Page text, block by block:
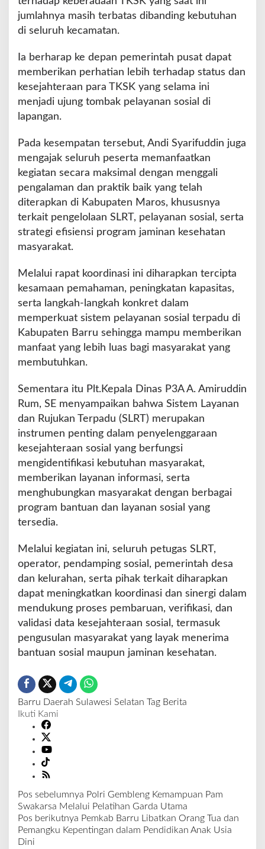
jumlahnya masih terbatas dibanding kebutuhan
di seluruh kecamatan.
Ia berharap ke depan pemerintah pusat dapat
memberikan perhatian lebih terhadap status dan
kesejahteraan para TKSK yang selama ini
menjadi ujung tombak pelayanan sosial di
lapangan.
Pada kesempatan tersebut, Andi Syarifuddin juga
mengajak seluruh peserta memanfaatkan
kegiatan secara maksimal dengan menggali
pengalaman dan praktik baik yang telah
diterapkan di Kabupaten Maros, khususnya
terkait pengelolaan SLRT, pelayanan sosial, serta
strategi efisiensi program jaminan kesehatan
masyarakat.
Melalui rapat koordinasi ini diharapkan tercipta
kesamaan pemahaman, peningkatan kapasitas,
serta langkah-langkah konkret dalam
memperkuat sistem pelayanan sosial terpadu di
Kabupaten Barru sehingga mampu memberikan
manfaat yang lebih luas bagi masyarakat yang
membutuhkan.
Sementara itu Plt.Kepala Dinas P3A A. Amiruddin
Rum, SE menyampaikan bahwa Sistem Layanan
dan Rujukan Terpadu (SLRT) merupakan
instrumen penting dalam penyelenggaraan
kesejahteraan sosial yang berfungsi
mengidentifikasi kebutuhan masyarakat,
memberikan layanan informasi, serta
menghubungkan masyarakat dengan berbagai
program bantuan dan layanan sosial yang
tersedia.
Melalui kegiatan ini, seluruh petugas SLRT,
operator, pendamping sosial, pemerintah desa
dan kelurahan, serta pihak terkait diharapkan
dapat meningkatkan koordinasi dan sinergi dalam
mendukung proses pembaruan, verifikasi, dan
validasi data kesejahteraan sosial, termasuk
pengusulan masyarakat yang layak menerima
bantuan sosial maupun jaminan kesehatan.
Barru Daerah Sulawesi Selatan Tag Berita
Ikuti Kami
N
a
v
i
Pos sebelumnya Polri Gembleng Kemampuan Pam
Swakarsa Melalui Pelatihan Garda Utama
Pos berikutnya Pemkab Barru Libatkan Orang Tua dan
Pemangku Kepentingan dalam Pendidikan Anak Usia
Dini